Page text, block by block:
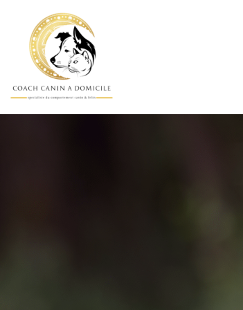
content